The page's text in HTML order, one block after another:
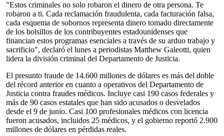
"Estos criminales no solo robaron el dinero de otra persona. Te
robaron a ti. Cada reclamación fraudulenta, cada facturación falsa,
cada esquema de sobornos representa dinero tomado directamente
de los bolsillos de los contribuyentes estadounidenses que
financian estos programas esenciales a través de su arduo trabajo y
sacrificio", declaró el lunes a periodistas Matthew Galeotti, quien
lidera la división criminal del Departamento de Justicia.
El presunto fraude de 14.600 millones de dólares es más del doble
del récord anterior en cuanto a operativos del Departamento de
Justicia contra fraudes médicos. Incluye casi 190 casos federales y
más de 90 casos estatales que han sido acusados o desvelados
desde el 9 de junio. Casi 100 profesionales médicos con licencia
fueron acusados, incluidos 25 médicos, y el gobierno reportó 2.900
millones de dólares en pérdidas reales.